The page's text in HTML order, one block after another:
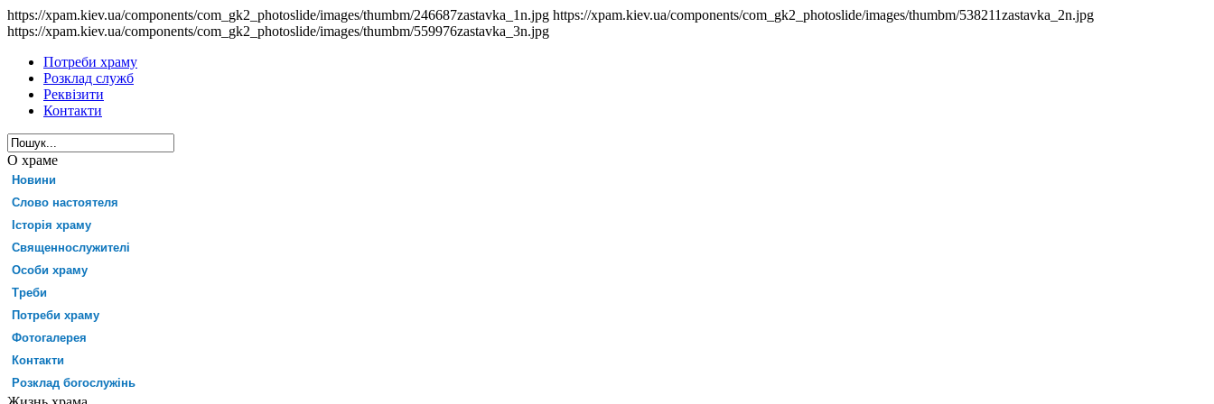
https://xpam.kiev.ua/components/com_gk2_photoslide/images/thumbm/246687zastavka_1n.jpg https://xpam.kiev.ua/components/com_gk2_photoslide/images/thumbm/538211zastavka_2n.jpg
https://xpam.kiev.ua/components/com_gk2_photoslide/images/thumbm/559976zastavka_3n.jpg
Потреби храму
Розклад служб
Реквізити
Контакти
О храме
Новини
Слово настоятеля
Історія храму
Священнослужителі
Особи храму
Треби
Потреби храму
Фотогалерея
Контакти
Розклад богослужінь